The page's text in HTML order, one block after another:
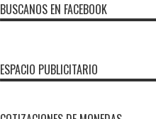
BUSCANOS EN FACEBOOK
ESPACIO PUBLICITARIO
FMDOS